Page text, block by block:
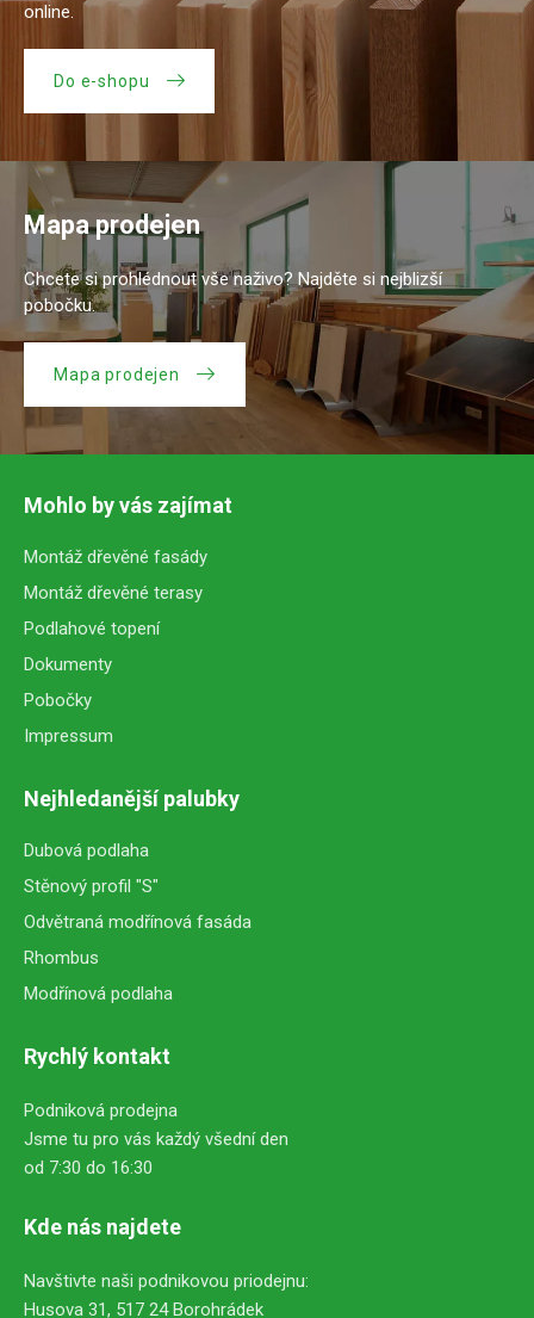
online.
Do e-shopu
Mapa prodejen
Chcete si prohlédnout vše naživo? Najděte si nejblizší
pobočku.
Mapa prodejen
Mohlo by vás zajímat
Montáž dřevěné fasády
Montáž dřevěné terasy
Podlahové topení
Dokumenty
Pobočky
Impressum
Nejhledanější palubky
Dubová podlaha
Stěnový profil "S"
Odvětraná modřínová fasáda
Rhombus
Modřínová podlaha
Rychlý kontakt
Podniková prodejna
Jsme tu pro vás každý všední den
od 7:30 do 16:30
Kde nás najdete
Navštivte naši podnikovou priodejnu:
Husova 31, 517 24 Borohrádek